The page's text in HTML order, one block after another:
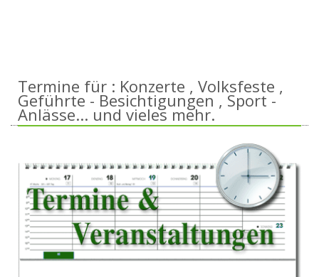
Termine für : Konzerte , Volksfeste ,
Geführte - Besichtigungen , Sport -
Anlässe... und vieles mehr.